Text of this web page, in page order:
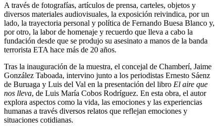
A través de fotografías, artículos de prensa, carteles, objetos y
diversos materiales audiovisuales, la exposición reivindica, por un
lado, la trayectoria personal y política de Fernando Buesa Blanco y,
por otro, la labor de homenaje y recuerdo que lleva a cabo la
fundación desde que se produjo su asesinato a manos de la banda
terrorista ETA hace más de 20 años.
Tras la inauguración de la muestra, el concejal de Chamberí, Jaime
González Taboada, intervino junto a los periodistas Ernesto Sáenz
de Buruaga y Luis del Val en la presentación del libro El aire que
nos lleva, de Luis María Cobos Rodríguez. En esta obra, el autor
explora aspectos como la vida, las emociones y las experiencias
humanas a través diversos relatos que reflejan emociones y
situaciones cotidianas.